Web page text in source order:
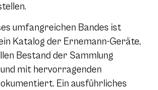
umfangreichen Bandes ist
Katalog der Ernemann-Geräte,
Bestand der Sammlung
mit hervorragenden
Ein ausführliches